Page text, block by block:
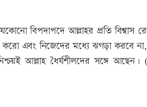
বিপদাপদে আল্লাহর প্রতি বিশ্বাস
এবং নিজেদের মধ্যে ঝগড়া করবে
আল্লাহ ধৈর্যশীলদের সঙ্গে